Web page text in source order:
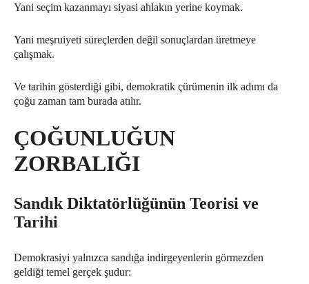
Yani seçim kazanmayı siyasi ahlakın yerine koymak.
Yani meşruiyeti süreçlerden değil sonuçlardan üretmeye
çalışmak.
Ve tarihin gösterdiği gibi, demokratik çürümenin ilk adımı da
çoğu zaman tam burada atılır.
ÇOĞUNLUĞUN
ZORBALIĞI
Sandık Diktatörlüğünün Teorisi ve
Tarihi
Demokrasiyi yalnızca sandığa indirgeyenlerin görmezden
geldiği temel gerçek şudur: